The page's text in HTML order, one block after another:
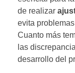
de realizar
evita
Cuanto más
las
desarrollo del